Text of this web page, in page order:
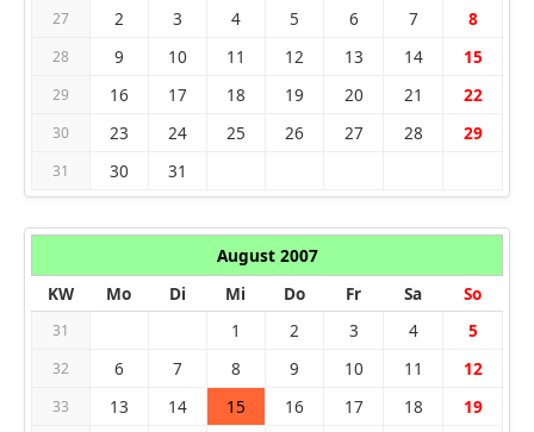
27 2 3 4 5 6 7 8
28 9 10 11 12 13 14 15
29 16 17 18 19 20 21 22
30 23 24 25 26 27 28 29
31 30 31
August 2007
KW
Mo Di Mi Do Fr Sa So
31 1 2 3 4 5
32 6 7 8 9 10 11 12
33 13 14 15 16 17 18 19